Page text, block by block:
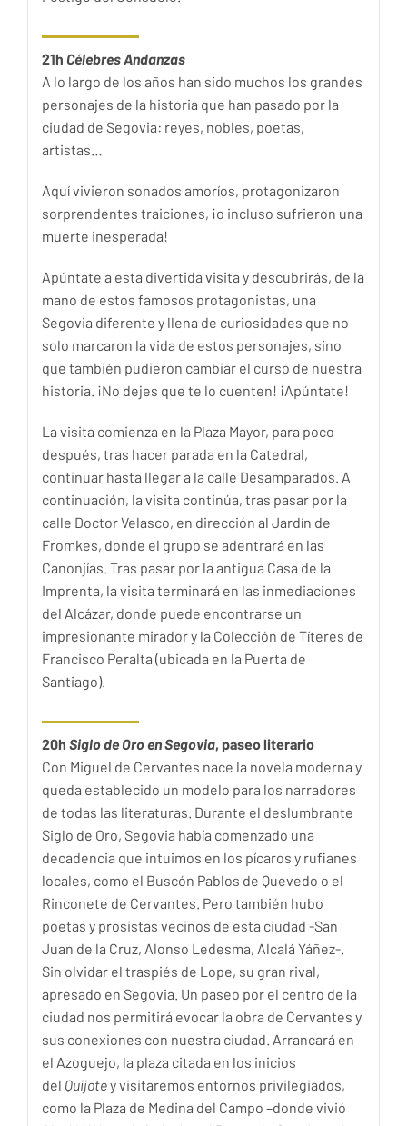
21h Célebres Andanzas
A lo largo de los años han sido muchos los grandes
personajes de la historia que han pasado por la
ciudad de Segovia: reyes, nobles, poetas,
artistas…
Aquí vivieron sonados amoríos, protagonizaron
sorprendentes traiciones, ¡o incluso sufrieron una
muerte inesperada!
Apúntate a esta divertida visita y descubrirás, de la
mano de estos famosos protagonistas, una
Segovia diferente y llena de curiosidades que no
solo marcaron la vida de estos personajes, sino
que también pudieron cambiar el curso de nuestra
historia. ¡No dejes que te lo cuenten! ¡Apúntate!
La visita comienza en la Plaza Mayor, para poco
después, tras hacer parada en la Catedral,
continuar hasta llegar a la calle Desamparados. A
continuación, la visita continúa, tras pasar por la
calle Doctor Velasco, en dirección al Jardín de
Fromkes, donde el grupo se adentrará en las
Canonjías. Tras pasar por la antigua Casa de la
Imprenta, la visita terminará en las inmediaciones
del Alcázar, donde puede encontrarse un
impresionante mirador y la Colección de Títeres de
Francisco Peralta (ubicada en la Puerta de
Santiago).
20h Siglo de Oro en Segovia, paseo literario
Con Miguel de Cervantes nace la novela moderna y
queda establecido un modelo para los narradores
de todas las literaturas. Durante el deslumbrante
Siglo de Oro, Segovia había comenzado una
decadencia que intuimos en los pícaros y rufianes
locales, como el Buscón Pablos de Quevedo o el
Rinconete de Cervantes. Pero también hubo
poetas y prosistas vecinos de esta ciudad -San
Juan de la Cruz, Alonso Ledesma, Alcalá Yáñez-.
Sin olvidar el traspiés de Lope, su gran rival,
apresado en Segovia. Un paseo por el centro de la
ciudad nos permitirá evocar la obra de Cervantes y
sus conexiones con nuestra ciudad. Arrancará en
el Azoguejo, la plaza citada en los inicios
del Quijotey visitaremos entornos privilegiados,
como la Plaza de Medina del Campo –donde vivió